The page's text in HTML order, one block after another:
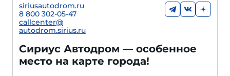
siriusautodrom.ru
8 800 302-05-47
callcenter@
autodrom.sirius.ru
Сириус Автодром — особенное
место на карте города!